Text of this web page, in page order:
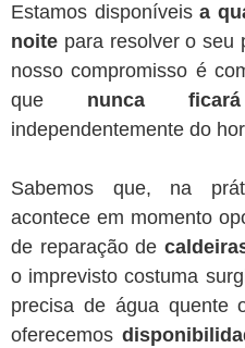
Estamos disponíveis a
noite para resolver o seu
nosso compromisso é
que nunca
independentemente do
Sabemos que, na
acontece em momento
de reparação de
o imprevisto costuma
precisa de água quente
oferecemos